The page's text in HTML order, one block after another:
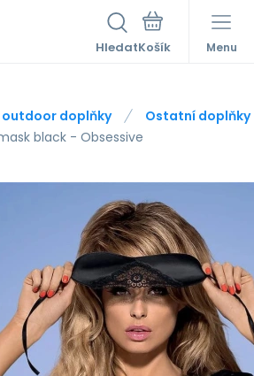
Hledat Menu
doplňky
Ostatní doplňky
black - Obsessive